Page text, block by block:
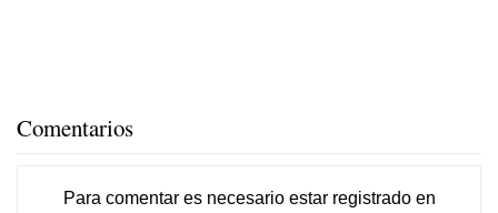
Comentarios
Para comentar es necesario estar registradoen